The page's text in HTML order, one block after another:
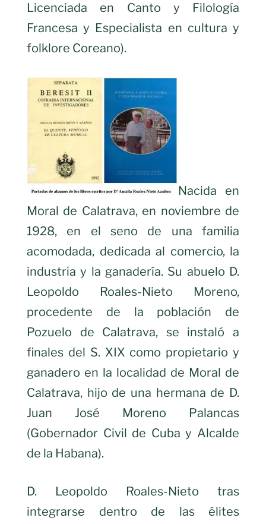
Licenciada en Canto y Filología
Francesa y Especialista en cultura y
folklore Coreano).
Nacida en
Moral de Calatrava, en noviembre de
1928, en el seno de una familia
acomodada, dedicada al comercio, la
industria y la ganadería. Su abuelo D.
Leopoldo Roales-Nieto Moreno,
procedente de la población de
Pozuelo de Calatrava, se instaló a
finales del S. XIX como propietario y
ganadero en la localidad de Moral de
Calatrava, hijo de una hermana de D.
Juan José Moreno Palancas
(Gobernador Civil de Cuba y Alcalde
de la Habana).
D. Leopoldo Roales-Nieto tras
integrarse dentro de las élites